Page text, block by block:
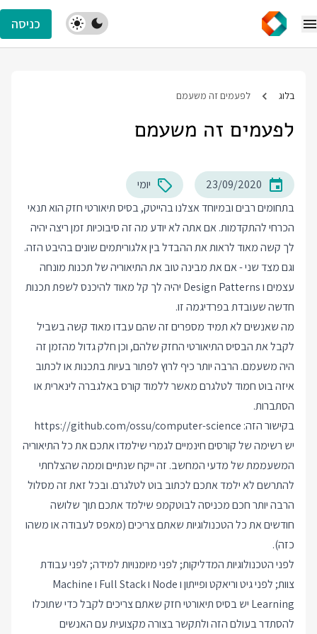
כניסה
בלוג לפעמים זה משעמם
לפעמים זה משעמם
23/09/2020
יומי
בתחומים רבים ובמיוחד אצלנו בהייטק, בסיס תיאורטי חזק הוא תנאי
הכרחי להתקדמות. אם אתה לא יודע מה זה סיבוכיות זמן ריצה יהיה
לך קשה מאוד לראות את ההבדל בין אלגוריתמים שונים בהיבט הזה.
וגם מצד שני - אם את מבינה טוב את התיאוריה של תכנות מונחה
עצמים ו Design Patterns יהיה לך קל מאוד להיכנס לשפת תכנות
חדשה שעובדת בפרדיגמה זו.
מה שאנשים לא תמיד מספרים זה שהם עבדו מאוד קשה בשביל
לקבל את הבסיס התיאורטי החזק שלהם, וכן חלק גדול מהזמן זה
היה משעמם. הרבה יותר כיף לרוץ לפתור בעיות בתכנות או לכתוב
איזה בוט חמוד לטלגרם מאשר ללמוד קורס באלגברה לינארית או
הסתברות.
בקישור הזה: https://github.com/ossu/computer-science
יש רשימה של קורסים חינמיים לגמרי שילמדו אתכם את כל התיאוריה
המשעממת של מדעי המחשב. זה ייקח שנתיים וממה שהצלחתי
להתרשם לא ילמד אתכם לכתוב בוט לטלגרם. ובכל זאת זה מסלול
הרבה יותר חכם מכניסה לבוטקמפ שילמד אתכם תוך שלושה
חודשים את כל הטכנולוגיות שאתם צריכים (מאפס לעבודה או משהו
כזה).
לפני הטכנולוגיות המדליקות; לפני מיומנויות למידה; לפני עבודת
צוות; לפני גיט וריאקט ופייתון ו Node ו Full Stack ו Machine
Learning יש בסיס תיאורטי חזק שאתם צריכים לקבל כדי שתוכלו
להסתדר בעולם הזה ולתקשר בצורה מקצועית עם האנשים